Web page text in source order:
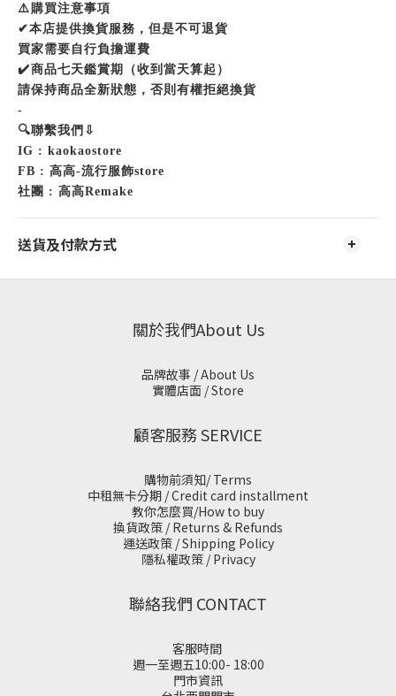
⚠購買注意事項
✔本店提供換貨服務，但是不可退貨
買家需要自行負擔運費
✔商品七天鑑賞期（收到當天算起）
請保持商品全新狀態，否則有權拒絕換貨
-
🔍聯繫我們 ⇩
IG : kaokaostore
FB : 高高-流行服飾store
社團 : 高高Remake
送貨及付款方式
關於我們About Us
品牌故事 / About Us
實體店面 / Store
顧客服務 SERVICE
購物前須知/ Terms
中租無卡分期 / Credit card installment
教你怎麼買/How to buy
換貨政策 / Returns & Refunds
運送政策 / Shipping Policy
隱私權政策 / Privacy
聯絡我們 CONTACT
客服時間
週一至週五10:00- 18:00
門市資訊